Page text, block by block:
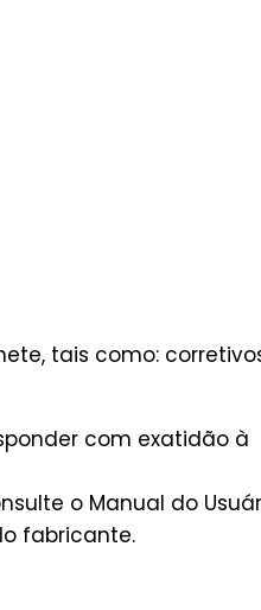
tais como:
com exatidão à
o Manual do
fabricante.